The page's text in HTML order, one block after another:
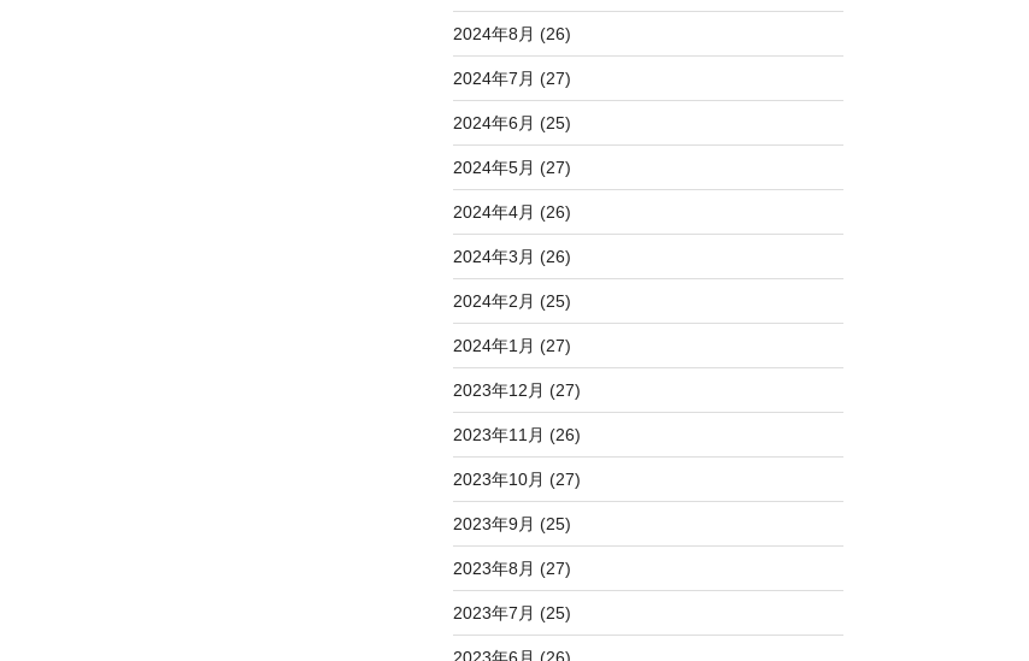
2024年8月 (26)
2024年7月 (27)
2024年6月 (25)
2024年5月 (27)
2024年4月 (26)
2024年3月 (26)
2024年2月 (25)
2024年1月 (27)
2023年12月 (27)
2023年11月 (26)
2023年10月 (27)
2023年9月 (25)
2023年8月 (27)
2023年7月 (25)
2023年6月 (26)